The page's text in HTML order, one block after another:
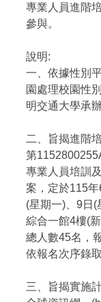
專業人員進階
參與。
說明:
一、依據性別
園處理校園性
明交通大學承
二、旨揭進階
第
專業人員培訓
案，定於115
(星期一)、9日(
綜合一館4樓(
總人數45名，
依報名次序錄
三、旨揭實施